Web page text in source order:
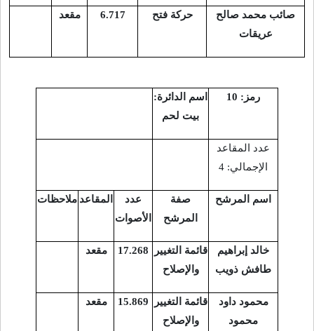
صائب محمد صالح
عريقات
حركة فتح 6.717 مقعد
رمز: 10
اسم الدائرة:
بيت لحم
عدد المقاعد
الإجمالي: 4
اسم المرشح
صفة
المرشح
عدد
الأصوات
المقاعد ملاحظات
خالد إبراهيم
طافش ذويب
قائمة التغيير
والإصلاح
17.268 مقعد
محمود داود
محمود
قائمة التغيير
والإصلاح
15.869 مقعد